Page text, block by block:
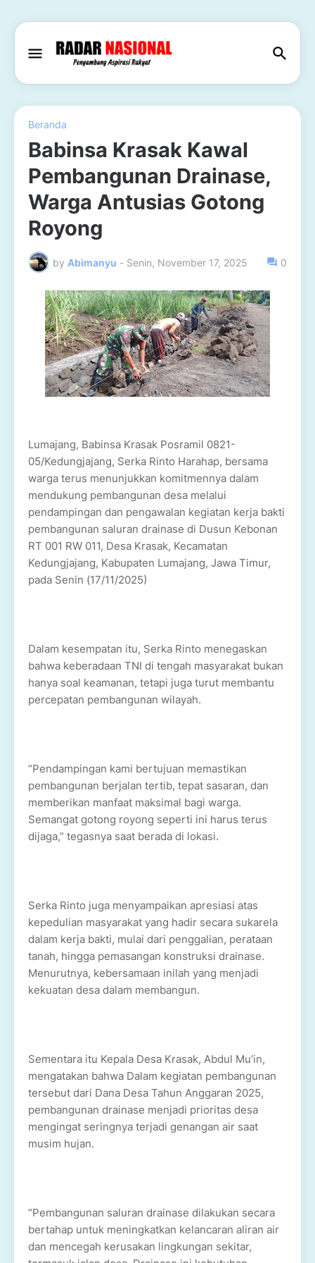
Beranda
Babinsa Krasak Kawal
Pembangunan Drainase,
Warga Antusias Gotong
Royong
by Abimanyu - Senin, November 17, 2025 0
Lumajang, Babinsa Krasak Posramil 0821-
05/Kedungjajang, Serka Rinto Harahap, bersama
warga terus menunjukkan komitmennya dalam
mendukung pembangunan desa melalui
pendampingan dan pengawalan kegiatan kerja bakti
pembangunan saluran drainase di Dusun Kebonan
RT 001 RW 011, Desa Krasak, Kecamatan
Kedungjajang, Kabupaten Lumajang, Jawa Timur,
pada Senin (17/11/2025)
Dalam kesempatan itu, Serka Rinto menegaskan
bahwa keberadaan TNI di tengah masyarakat bukan
hanya soal keamanan, tetapi juga turut membantu
percepatan pembangunan wilayah.
“Pendampingan kami bertujuan memastikan
pembangunan berjalan tertib, tepat sasaran, dan
memberikan manfaat maksimal bagi warga.
Semangat gotong royong seperti ini harus terus
dijaga,” tegasnya saat berada di lokasi.
Serka Rinto juga menyampaikan apresiasi atas
kepedulian masyarakat yang hadir secara sukarela
dalam kerja bakti, mulai dari penggalian, perataan
tanah, hingga pemasangan konstruksi drainase.
Menurutnya, kebersamaan inilah yang menjadi
kekuatan desa dalam membangun.
Sementara itu Kepala Desa Krasak, Abdul Mu’in,
mengatakan bahwa Dalam kegiatan pembangunan
tersebut dari Dana Desa Tahun Anggaran 2025,
pembangunan drainase menjadi prioritas desa
mengingat seringnya terjadi genangan air saat
musim hujan.
“Pembangunan saluran drainase dilakukan secara
bertahap untuk meningkatkan kelancaran aliran air
dan mencegah kerusakan lingkungan sekitar,